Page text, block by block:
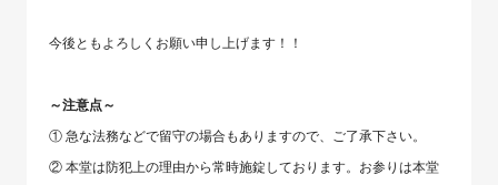
⁡今後ともよろしくお願い申し上げます！！
～注意点～
① 急な法務などで留守の場合もありますので、ご了承下さい。
② 本堂は防犯上の理由から常時施錠しております。お参りは本堂